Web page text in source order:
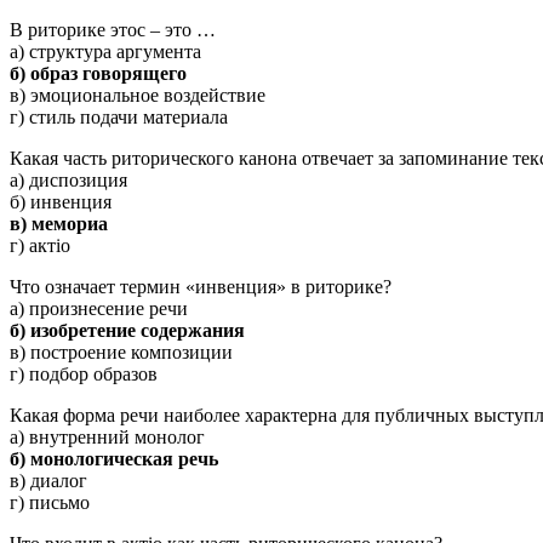
В риторике этос – это …
а) структура аргумента
б) образ говорящего
в) эмоциональное воздействие
г) стиль подачи материала
Какая часть риторического канона отвечает за запоминание
а) диспозиция
б) инвенция
в) мемориа
г) актio
Что означает термин «инвенция» в риторике?
а) произнесение речи
б) изобретение содержания
в) построение композиции
г) подбор образов
Какая форма речи наиболее характерна для публичных
а) внутренний монолог
б) монологическая речь
в) диалог
г) письмо